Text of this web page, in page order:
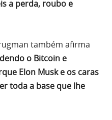
a perda, roubo e
também afirma
o Bitcoin e
Elon Musk e os caras
toda a base que lhe